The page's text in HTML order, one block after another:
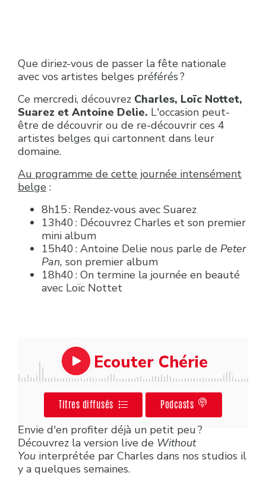
Que diriez-vous de passer la fête nationale
avec vos artistes belges préférés ?
Ce mercredi, découvrez Charles, Loïc Nottet,
Suarez et Antoine Delie. L'occasion peut-
être de découvrir ou de re-découvrir ces 4
artistes belges qui cartonnent dans leur
domaine.
Au programme de cette journée intensément
belge :
8h15 : Rendez-vous avec Suarez
13h40 : Découvrez Charles et son premier
mini album
15h40 : Antoine Delie nous parle de Peter
Pan, son premier album
18h40 : On termine la journée en beauté
avec Loïc Nottet
Ecouter Chérie
Titres diffusés Podcasts
Envie d'en profiter déjà un petit peu ?
Découvrez la version live de Without
You interprétée par Charles dans nos studios il
y a quelques semaines.